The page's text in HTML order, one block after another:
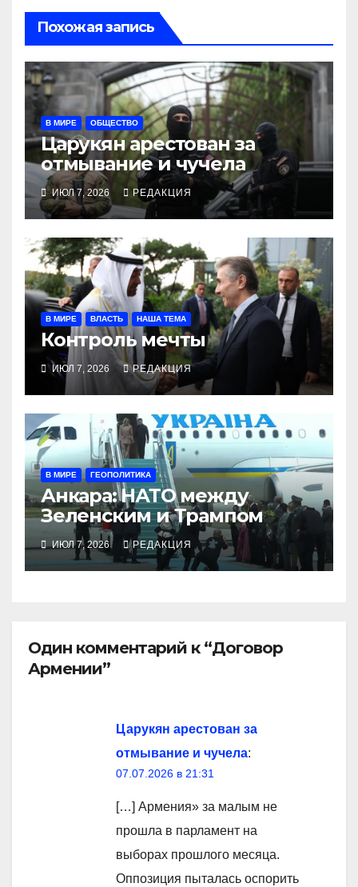
Похожая запись
В МИРЕ ОБЩЕСТВО
Царукян арестован за
отмывание и чучела
ИЮЛ 7, 2026 РЕДАКЦИЯ
В МИРЕ ВЛАСТЬ НАША ТЕМА
Контроль мечты
ИЮЛ 7, 2026 РЕДАКЦИЯ
В МИРЕ ГЕОПОЛИТИКА
Анкара: НАТО между
Зеленским и Трампом
ИЮЛ 7, 2026 РЕДАКЦИЯ
Один комментарий к “Договор
Армении”
Царукян арестован за
отмывание и чучела:
07.07.2026 в 21:31
[…] Армения» за малым не
прошла в парламент на
выборах прошлого месяца.
Оппозиция пыталась оспорить